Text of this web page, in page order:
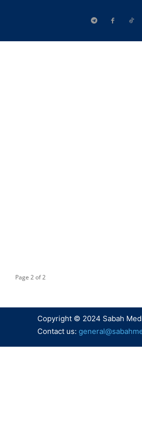
Page 2 of 2
Copyright © 2024 Sabah
Contact us: